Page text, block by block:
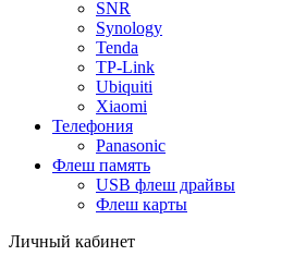
SNR
Synology
Tenda
TP-Link
Ubiquiti
Xiaomi
Телефония
Panasonic
Флеш память
USB флеш драйвы
Флеш карты
Личный кабинет